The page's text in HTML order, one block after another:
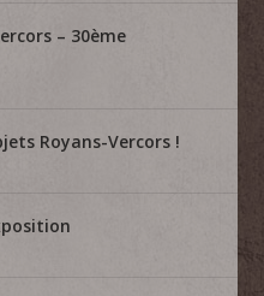
– 30ème
Royans-Vercors !